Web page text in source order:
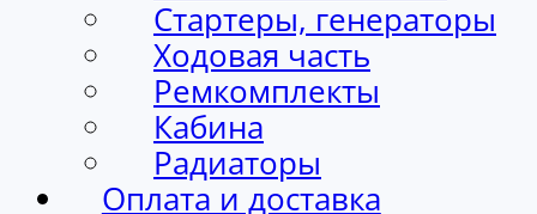
Стартеры, генераторы
Ходовая часть
Ремкомплекты
Кабина
Радиаторы
Оплата и доставка